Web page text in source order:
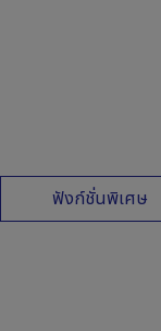
ฟังก์ชั่นพิเศษ